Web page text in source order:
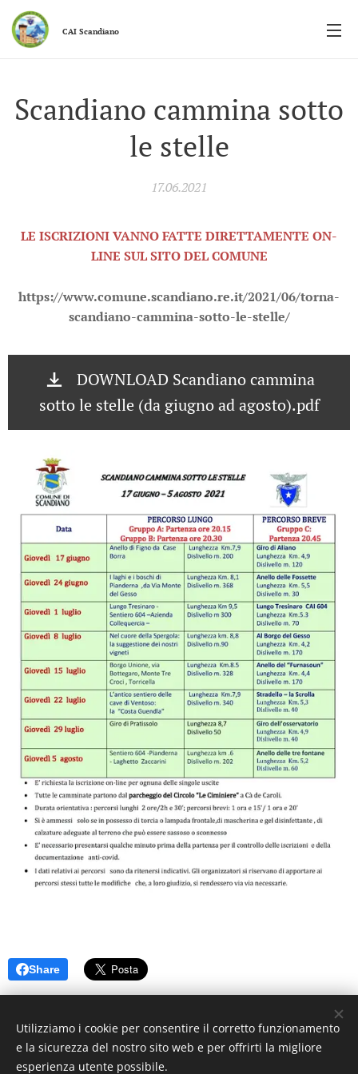
CAI Scandiano
Scandiano cammina sotto
le stelle
17.06.2021
LE ISCRIZIONI VANNO FATTE DIRETTAMENTE ON-
LINE SUL SITO DEL COMUNE
https://www.comune.scandiano.re.it/2021/06/torna-
scandiano-cammina-sotto-le-stelle/
DOWNLOAD Scandiano cammina
sotto le stelle (da giugno ad agosto).pdf
Share
Utilizziamo i cookie per consentire il corretto funzionamento
e la sicurezza del nostro sito web e per offrirti la migliore
esperienza utente possibile.